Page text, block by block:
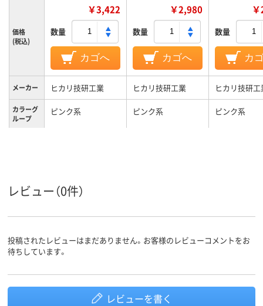
価格
(税込)
￥3,422
数量
カゴへ
￥2,980
数量
カゴへ
数量
カ
メーカー ヒカリ技研工業 ヒカリ技研工業 ヒカリ技研工
カラーグ
ループ
ピンク系 ピンク系 ピンク系
レビュー（0件）
投稿されたレビューはまだありません。お客様のレビューコメントをお
待ちしています。
レビューを書く